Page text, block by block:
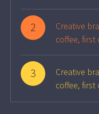
2
Creative
coffee, first
3
Creative
coffee, first